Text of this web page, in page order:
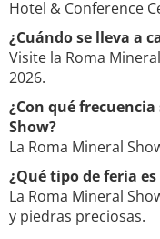
Hotel & Conference
¿Cuándo se lleva a
Visite la Roma
2026.
¿Con qué
Show?
La Roma Mineral
¿Qué tipo de feria
La Roma Mineral
y piedras preciosas.